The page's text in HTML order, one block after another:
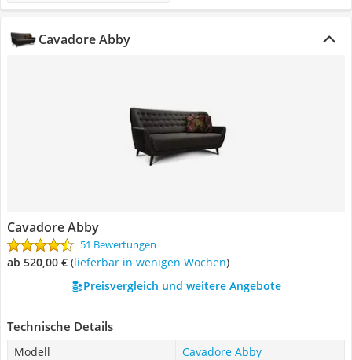
Cavadore Abby
Cavadore Abby
51 Bewertungen
ab 520,00 € ( Lieferbar in wenigen Wochen)
Preisvergleich und weitere Angebote
Technische Details
Modell
Cavadore Abby